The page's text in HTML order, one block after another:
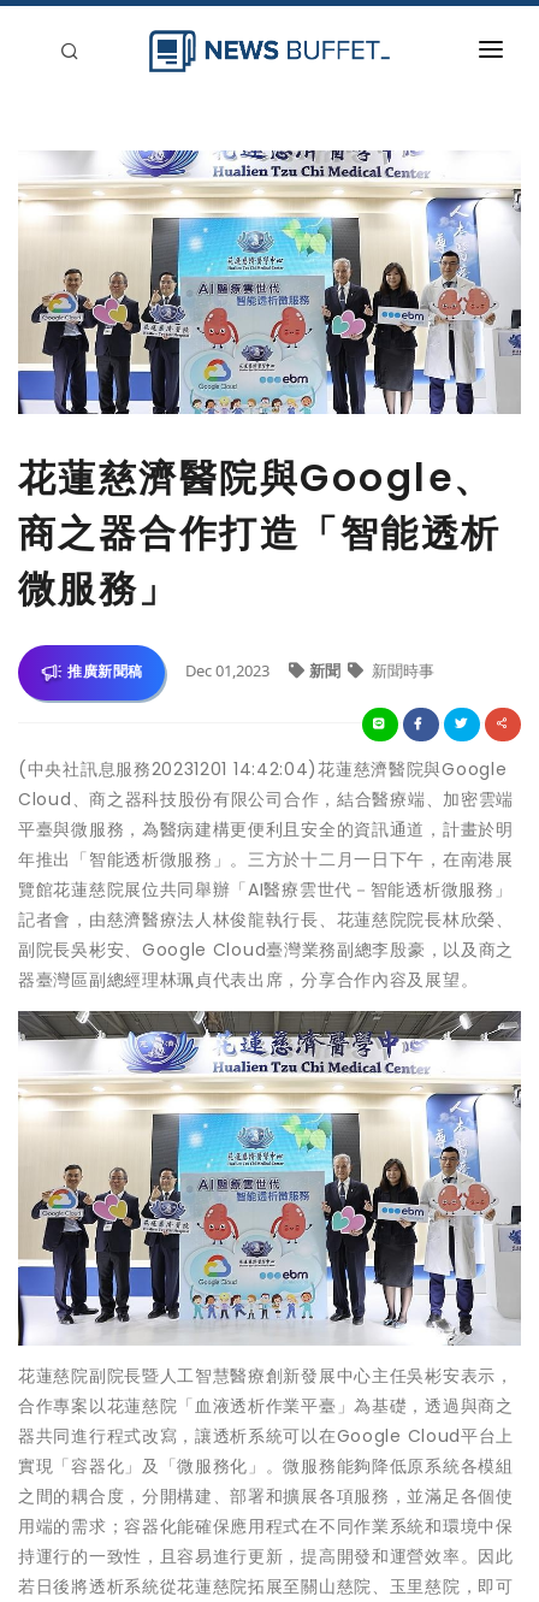
新聞稿分類
登入
花蓮慈濟醫院與Google、
商之器合作打造「智能透析
微服務」
推廣新聞稿 Dec 01,2023 新聞 新聞時事
(中央社訊息服務20231201 14:42:04)花蓮慈濟醫院與Google
Cloud、商之器科技股份有限公司合作，結合醫療端、加密雲端
平臺與微服務，為醫病建構更便利且安全的資訊通道，計畫於明
年推出「智能透析微服務」。三方於十二月一日下午，在南港展
覽館花蓮慈院展位共同舉辦「AI醫療雲世代－智能透析微服務」
記者會，由慈濟醫療法人林俊龍執行長、花蓮慈院院長林欣榮、
副院長吳彬安、Google Cloud臺灣業務副總李殷豪，以及商之
器臺灣區副總經理林珮貞代表出席，分享合作內容及展望。
花蓮慈院副院長暨人工智慧醫療創新發展中心主任吳彬安表示，
合作專案以花蓮慈院「血液透析作業平臺」為基礎，透過與商之
器共同進行程式改寫，讓透析系統可以在Google Cloud平台上
實現「容器化」及「微服務化」。微服務能夠降低原系統各模組
之間的耦合度，分開構建、部署和擴展各項服務，並滿足各個使
用端的需求；容器化能確保應用程式在不同作業系統和環境中保
持運行的一致性，且容易進行更新，提高開發和運營效率。因此
若日後將透析系統從花蓮慈院拓展至關山慈院、玉里慈院，即可